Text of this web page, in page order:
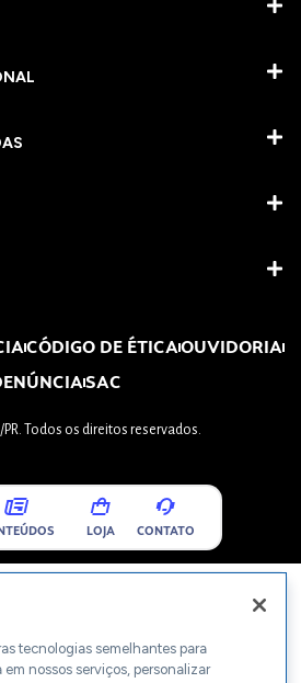
CÓDIGO DE ÉTICAOUVIDORIA
SAC
Todos os direitos reservados.
LOJA CONTATO
tecnologias semelhantes para
nossos serviços, personalizar